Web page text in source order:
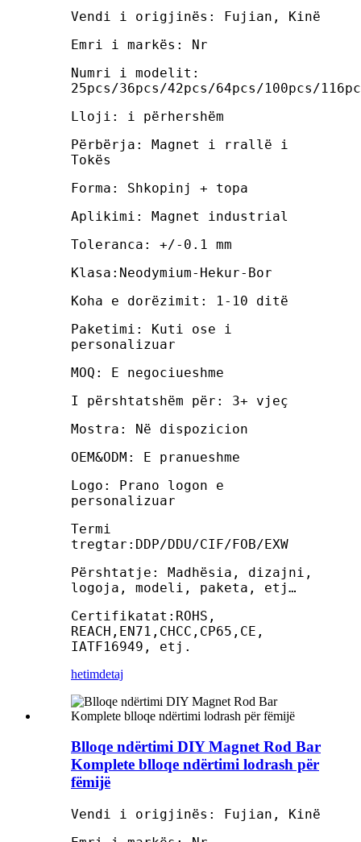
Vendi i origjinës: Fujian, Kinë
Emri i markës: Nr
Numri i modelit:
25pcs/36pcs/42pcs/64pcs/100pcs/
Lloji: i përhershëm
Përbërja: Magnet i rrallë i
Tokës
Forma: Shkopinj + topa
Aplikimi: Magnet industrial
Toleranca: +/-0.1 mm
Klasa:Neodymium-Hekur-Bor
Koha e dorëzimit: 1-10 ditë
Paketimi: Kuti ose i
personalizuar
MOQ: E negociueshme
I përshtatshëm për: 3+ vjeç
Mostra: Në dispozicion
OEM&ODM: E pranueshme
Logo: Prano logon e
personalizuar
Termi
tregtar:DDP/DDU/CIF/FOB/EXW
Përshtatje: Madhësia, dizajni,
logoja, modeli, paketa, etj…
Certifikatat:ROHS,
REACH,EN71,CHCC,CP65,CE,
IATF16949, etj.
hetimdetaj
Blloqe ndërtimi DIY Magnet Rod Bar
Komplete blloqe ndërtimi lodrash për
fëmijë
Vendi i origjinës: Fujian, Kinë